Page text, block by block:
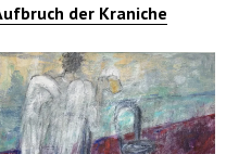
der Kraniche